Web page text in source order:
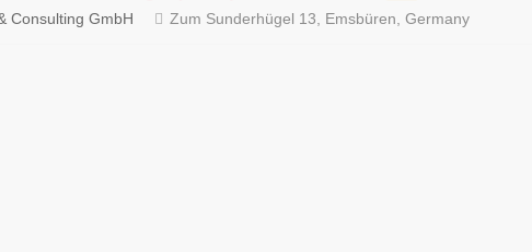
Consulting GmbH Zum Sunderhügel 13, Emsbüren, Germany